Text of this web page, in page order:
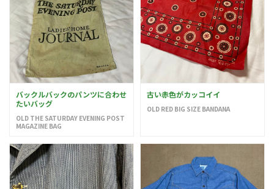
バックルバックのパンツに合わせ
たいバッグ
OLD THE SATURDAY EVENING POST
MAGAZINE BAG
古い赤色がカッコイイ
OLD RED BIG SIZE BANDANA